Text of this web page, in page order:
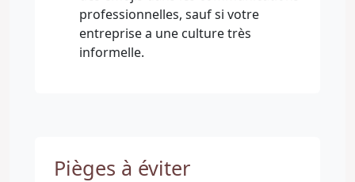
professionnelles, sauf si votre
entreprise a une culture très
informelle.
Pièges à éviter